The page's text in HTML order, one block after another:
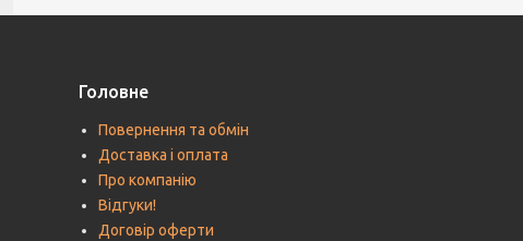
Головне
Повернення та обмін
Доставка і оплата
Про компанію
Відгуки!
Договір оферти